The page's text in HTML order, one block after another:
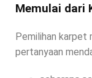
Memulai dari
Pemilihan karpet
pertanyaan